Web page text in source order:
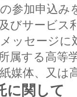
参加申込
びサービス
ッセージ
属する高等
媒体、又は
に関して